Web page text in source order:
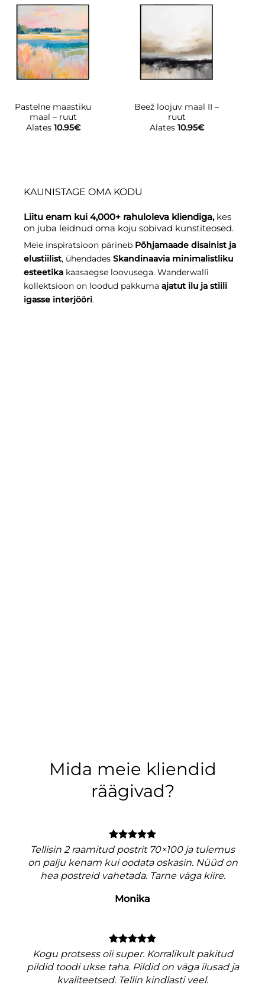
Pastelne maastiku
maal – ruut
Alates 10.95€
Beež loojuv maal II –
ruut
Alates 10.95€
KAUNISTAGE OMA KODU
Liitu enam kui 4,000+ rahuloleva kliendiga, kes
on juba leidnud oma koju sobivad kunstiteosed.
Meie inspiratsioon pärineb Põhjamaade disainist ja
elustiilist, ühendades Skandinaavia minimalistliku
esteetikakaasaegse loovusega. Wanderwalli
kollektsioon on loodud pakkuma ajatut ilu ja stiili
igasse interjööri.
Mida meie kliendid
räägivad?
Tellisin 2 raamitud postrit 70×100 ja tulemus
on palju kenam kui oodata oskasin. Nüüd on
hea postreid vahetada. Tarne väga kiire.
Monika
Kogu protsess oli super. Korralikult pakitud
pildid toodi ukse taha. Pildid on väga ilusad ja
kvaliteetsed. Tellin kindlasti veel.